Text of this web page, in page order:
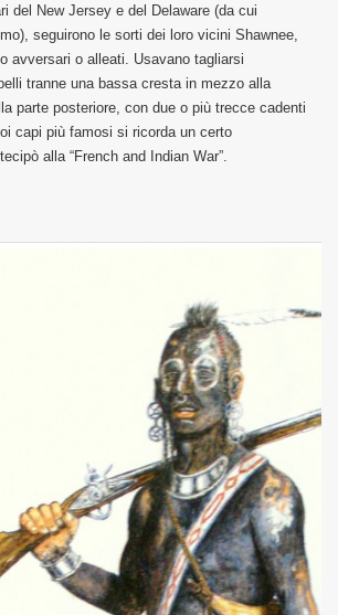
del New Jersey e del Delaware (da cui
seguirono le sorti dei loro vicini Shawnee,
avversari o alleati. Usavano tagliarsi
tranne una bassa cresta in mezzo alla
parte posteriore, con due o più trecce cadenti
capi più famosi si ricorda un certo
alla “French and Indian War”.